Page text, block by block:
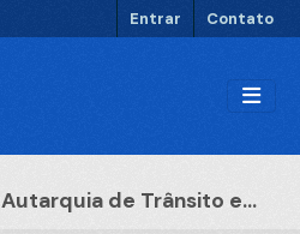
Entrar Contato
Autarquia de Trânsito e...